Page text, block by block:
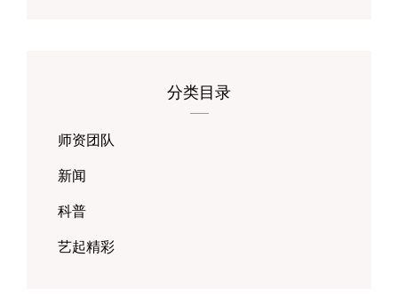
分类目录
师资团队
新闻
科普
艺起精彩